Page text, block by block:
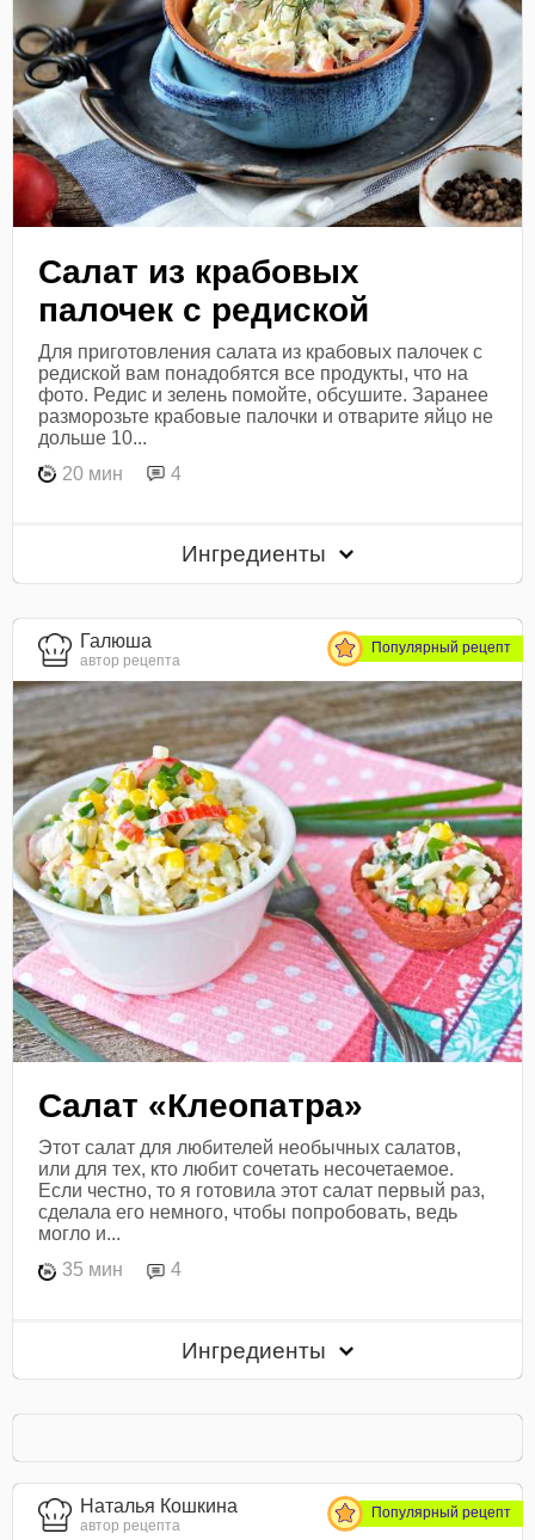
Салат из крабовых
палочек с редиской
Для приготовления салата из крабовых палочек с
редиской вам понадобятся все продукты, что на
фото. Редис и зелень помойте, обсушите. Заранее
разморозьте крабовые палочки и отварите яйцо не
дольше 10...
20 мин
4
Ингредиенты
Галюша
автор рецепта
Популярный рецепт
Салат «Клеопатра»
Этот салат для любителей необычных салатов,
или для тех, кто любит сочетать несочетаемое.
Если честно, то я готовила этот салат первый раз,
сделала его немного, чтобы попробовать, ведь
могло и...
35 мин
4
Ингредиенты
Наталья Кошкина
автор рецепта
Популярный рецепт